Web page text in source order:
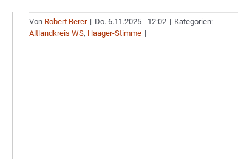
Von Robert Berer | Do. 6.11.2025 - 12:02 | Kategorien:
Altlandkreis WS, Haager-Stimme |